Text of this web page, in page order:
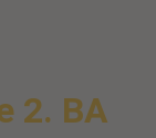
2. BA